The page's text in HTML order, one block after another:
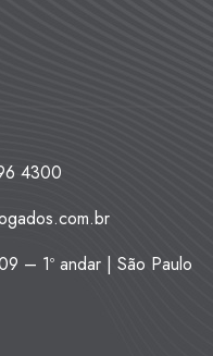
4300
– 1º andar | São Paulo